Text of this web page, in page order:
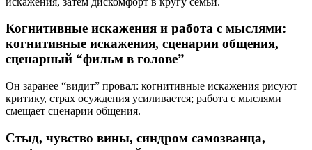
Когнитивные искажения и работа с мыслями:
когнитивные искажения, сценарии общения,
сценарный “фильм в голове”
Он заранее “видит” провал: когнитивные искажения рисуют
критику, страх осуждения усиливается; работа с мыслями
смещает сценарии общения.
Стыд, чувство вины, синдром самозванца,